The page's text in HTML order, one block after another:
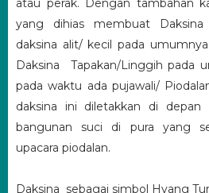
atau perak. Dengan tambahan
yang dihias membuat
daksina alit/ kecil pada
Daksina Tapakan/Linggih pada
pada waktu ada pujawali/
daksina ini diletakkan di depan
bangunan suci di pura yang
upacara piodalan.
Daksina sebagai simbol Hyang